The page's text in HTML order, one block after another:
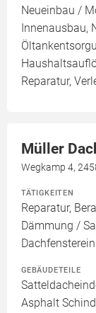
Neueinbau /
Innenausbau,
Reparatur,
Müller
Wegkamp 4,
TÄTIGKEITEN
Reparatur,
Dämmung /
GEBÄUDETEILE
Asphalt